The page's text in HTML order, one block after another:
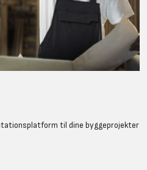
til dine byggeprojekter